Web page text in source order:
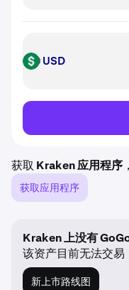
USD USD
获取 Kraken 应用程序
获取应用程序
Kraken 上没有
该资产目前无法交易
新上市路线图